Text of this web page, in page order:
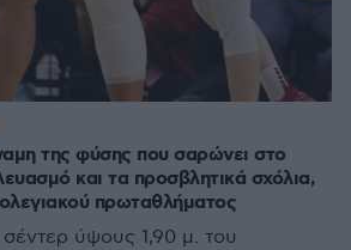
της φύσης που σαρώνει στο
και τα προσβλητικά σχόλια,
πρωταθλήματος
ύψους 1,90 μ. του